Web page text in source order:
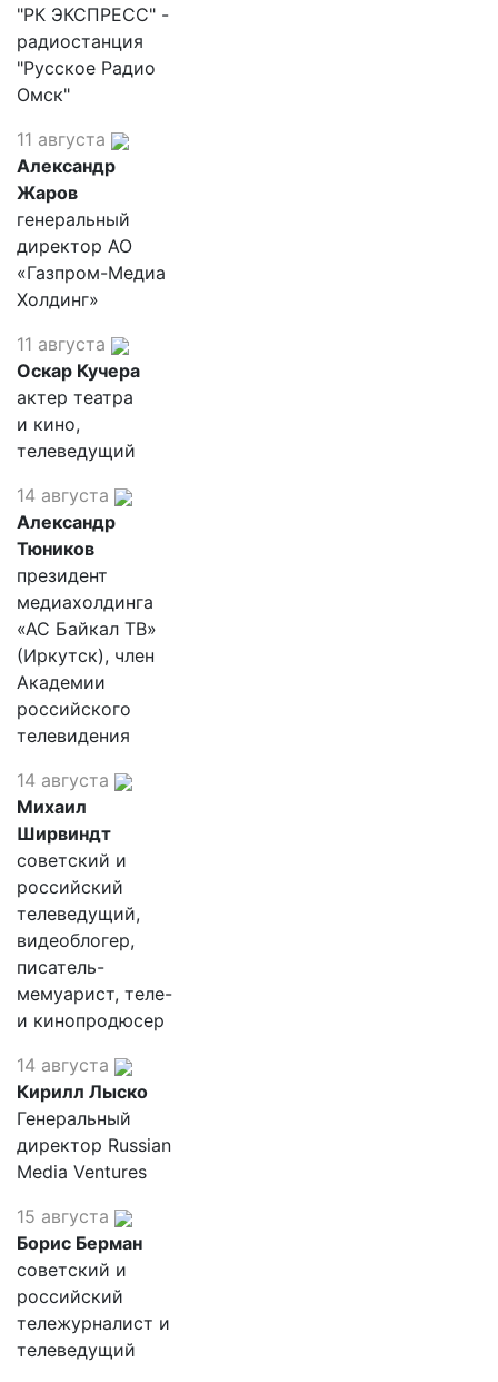
"РК ЭКСПРЕСС" -
радиостанция
"Русское Радио
Омск"
11 августа
Александр
Жаров
генеральный
директор АО
«Газпром-Медиа
Холдинг»
11 августа
Оскар Кучера
актер театра
и кино,
телеведущий
14 августа
Александр
Тюников
президент
медиахолдинга
«АС Байкал ТВ»
(Иркутск), член
Академии
российского
телевидения
14 августа
Михаил
Ширвиндт
советский и
российский
телеведущий,
видеоблогер,
писатель-
мемуарист, теле-
и кинопродюсер
14 августа
Кирилл Лыско
Генеральный
директор Russian
Media Ventures
15 августа
Борис Берман
советский и
российский
тележурналист и
телеведущий